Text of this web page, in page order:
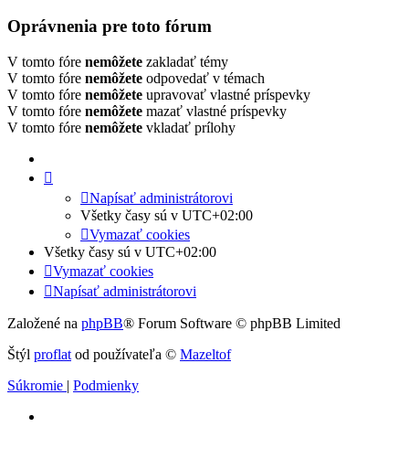
Oprávnenia pre toto fórum
V tomto fóre nemôžete zakladať témy
V tomto fóre nemôžete odpovedať v témach
V tomto fóre nemôžete upravovať vlastné príspevky
V tomto fóre nemôžete mazať vlastné príspevky
V tomto fóre nemôžete vkladať prílohy
Napísať administrátorovi
Všetky časy sú v UTC+02:00
Vymazať cookies
Všetky časy sú v UTC+02:00
Vymazať cookies
Napísať administrátorovi
Založené na phpBB® Forum Software © phpBB Limited
Štýl proflat od používateľa © Mazeltof
Súkromie | Podmienky